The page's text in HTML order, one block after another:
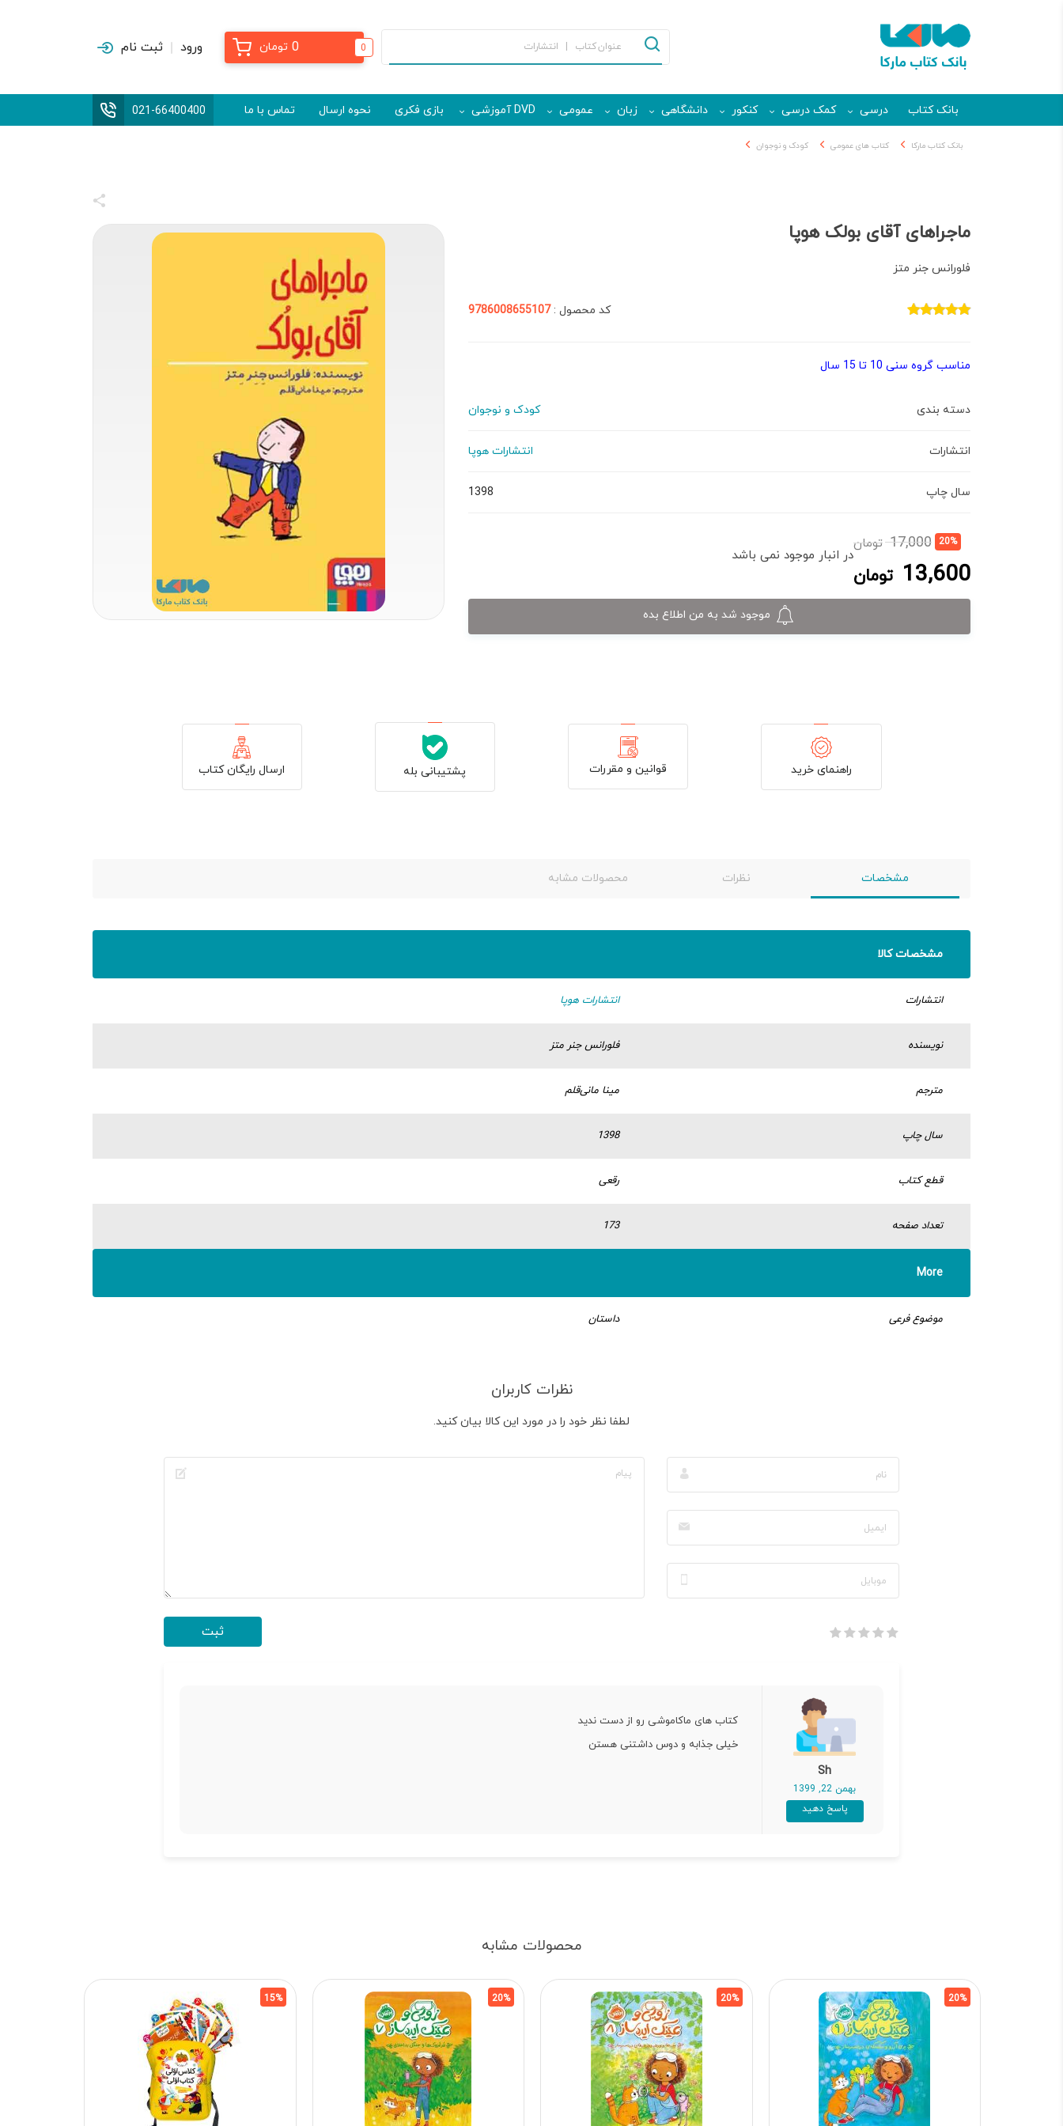
0
0 تومان ورود ثبت نام
بانک کتاب درسی کمک درسی کنکور دانشگاهی زبان عمومی DVD آموزشی بازی فکری نحوه ارسال تماس با ما 021-66400400
بانک کتاب مارکا کتاب های عمومی کودک و نوجوان
ماجراهای آقای بولک هوپا
فلورانس جنر متز
کد محصول :9786008655107
مناسب گروه سنی 10 تا 15 سال
دسته بندی کودک و نوجوان
انتشارات انتشارات هوپا
سال چاپ 1398
20%
17,000 تومانقیمت
اصلی:
بود.
13,600 تومان
قیمت
فعلی:
در انبار موجود نمی باشد
موجود شد به من اطلاع بده
راهنمای خرید قوانین و مقررات پشتیبانی بله ارسال رایگان کتاب
مشخصات نظرات محصولات مشابه
مشخصات کالا
انتشارات انتشارات هوپا
نویسنده فلورانس جنر متز
مترجم مینا مانی‌قلم
سال چاپ 1398
قطع کتاب رقعی
تعداد صفحه 173
More
موضوع فرعی داستان
نظرات کاربران
لطفا نظر خود را در مورد این کالا بیان کنید.
Sh
بهمن 22, 1399
پاسخ دهید
کتاب های ماکاموشی رو از دست ندید
خیلی جذابه و دوس داشتنی هستن
محصولات مشابه
20%
20%
20%
15%